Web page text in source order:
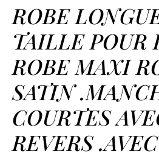
ROBE
TAILLE POUR
ROBE MAXI
SATIN
COURTES
REVERS